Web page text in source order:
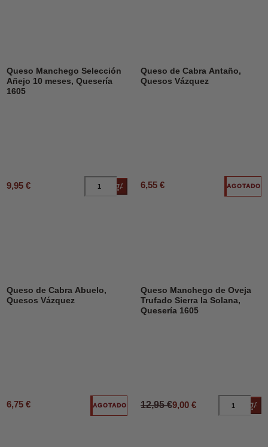
Queso Manchego Selección
Añejo 10 meses, Quesería
1605
9,95 € Añadir al carrito
Queso de Cabra Antaño,
Quesos Vázquez
6,55 € AGOTADO
Queso de Cabra Abuelo,
Quesos Vázquez
6,75 € AGOTADO
DESCUENTO31%
Queso Manchego de Oveja
Trufado Sierra la Solana,
Quesería 1605
12,95 €9,00 €